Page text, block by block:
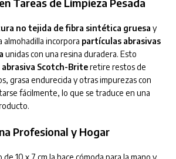
no tejida de fibra sintética gruesa y
incorpora partículas abrasivas
unidas con una resina duradera. Esto
Scotch-Briteretire restos de
grasa endurecida y otras impurezas con
fácilmente, lo que se traduce en una
Profesional y Hogar
10 x 7 cm la hace cómoda para la mano y